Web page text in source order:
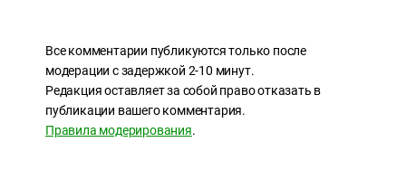
Все комментарии публикуются только после
модерации с задержкой 2-10 минут.
Редакция оставляет за собой право отказать в
публикации вашего комментария.
Правила модерирования.